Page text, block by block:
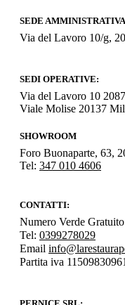
SEDE
Via del Lavoro 10/g,
SEDI OPERATIVE:
Via del Lavoro 10
Viale Molise 20137
SHOWROOM
Foro Buonaparte, 63,
Tel: 347 010 4606
CONTATTI:
Numero Verde Gratuito
Tel: 0399278029
Email
Partita iva 11509830961